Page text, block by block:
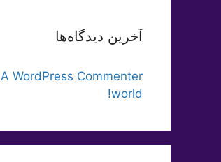
آخرین دیدگاه‌ها
A WordPress Commenter
world!